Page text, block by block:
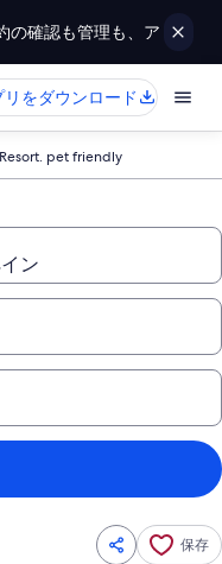
の確認も管理も、ア
リをダウンロード
pet friendly
保存